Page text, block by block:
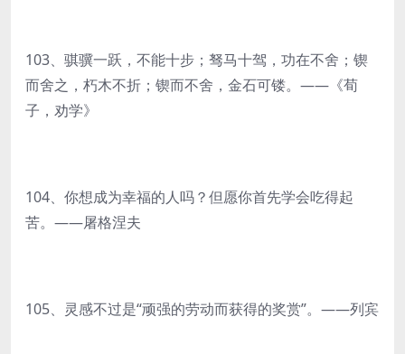
103、骐骥一跃，不能十步；驽马十驾，功在不舍；锲
而舍之，朽木不折；锲而不舍，金石可镂。——《荀
子，劝学》
104、你想成为幸福的人吗？但愿你首先学会吃得起
苦。——屠格涅夫
105、灵感不过是“顽强的劳动而获得的奖赏”。——列宾